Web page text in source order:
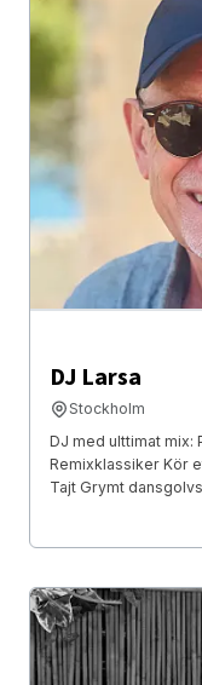
DJ Larsa
Stockholm
DJ med ulttimat
Remixklassiker Kör
Tajt Grymt